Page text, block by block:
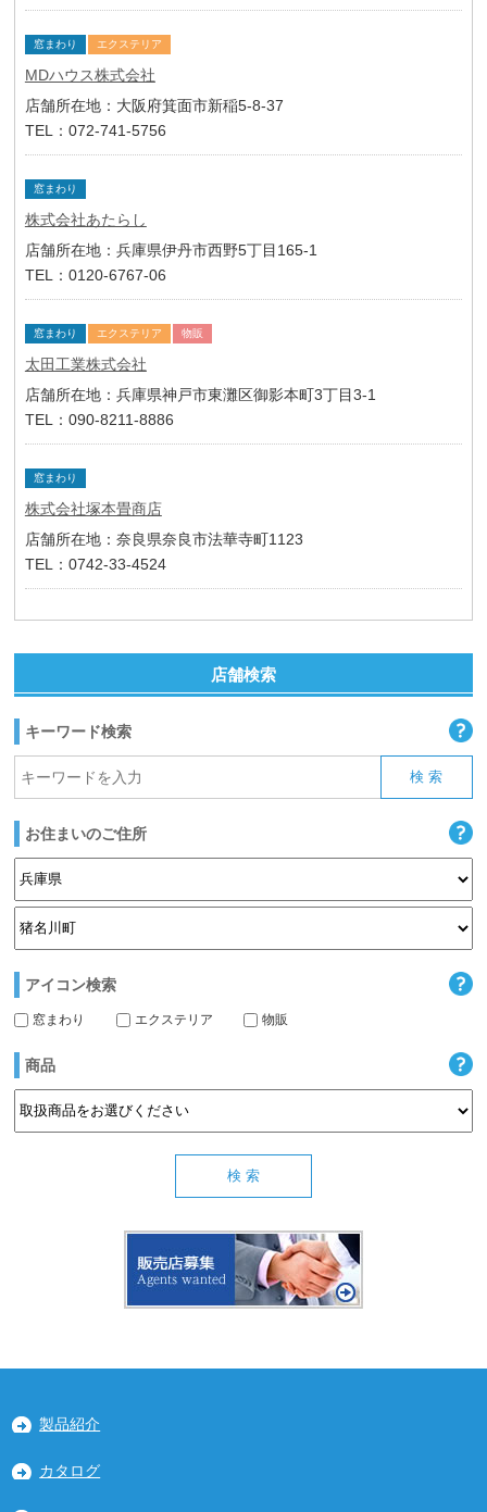
窓まわり エクステリア
MDハウス株式会社
店舗所在地：大阪府箕面市新稲5-8-37
TEL：072-741-5756
窓まわり
株式会社あたらし
店舗所在地：兵庫県伊丹市西野5丁目165-1
TEL：0120-6767-06
窓まわり エクステリア 物販
太田工業株式会社
店舗所在地：兵庫県神戸市東灘区御影本町3丁目3-1
TEL：090-8211-8886
窓まわり
株式会社塚本畳商店
店舗所在地：奈良県奈良市法華寺町1123
TEL：0742-33-4524
店舗検索
キーワード検索
お住まいのご住所
アイコン検索
窓まわり エクステリア 物販
商品
製品紹介
カタログ